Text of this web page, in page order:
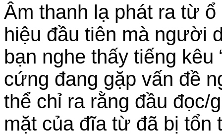
Âm thanh lạ phát ra từ
hiệu đầu tiên mà người
bạn nghe thấy tiếng kêu
cứng đang gặp vấn đề
thể chỉ ra rằng đầu đọc/
mặt của đĩa từ đã bị tổn